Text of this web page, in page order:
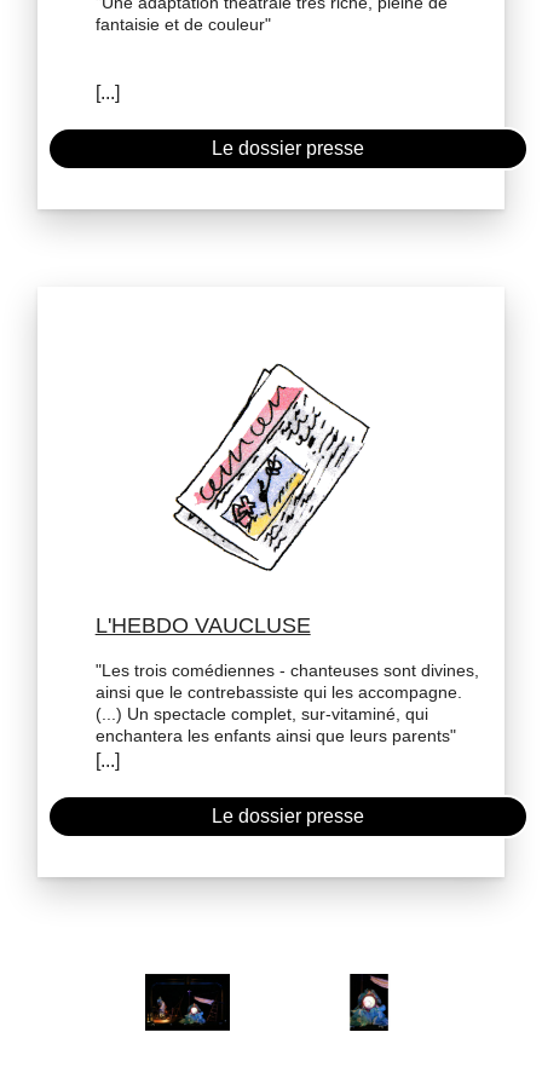
fantaisie et de couleur"
Le dossier presse
L'HEBDO VAUCLUSE
"Les trois comédiennes - chanteuses sont divines,
ainsi que le contrebassiste qui les accompagne.
(...) Un spectacle complet, sur-vitaminé, qui
enchantera les enfants ainsi que leurs parents"
Le dossier presse